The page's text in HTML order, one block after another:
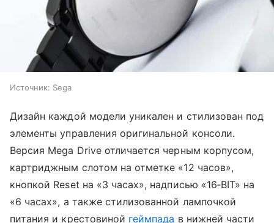
Источник: Sega
Дизайн каждой модели уникален и стилизован под
элементы управления оригинальной консоли.
Версия Mega Drive отличается черным корпусом,
картриджным слотом на отметке «12 часов»,
кнопкой Reset на «3 часах», надписью «16‑BIT» на
«6 часах», а также стилизованной лампочкой
питания и крестовиной геймпада в нижней части